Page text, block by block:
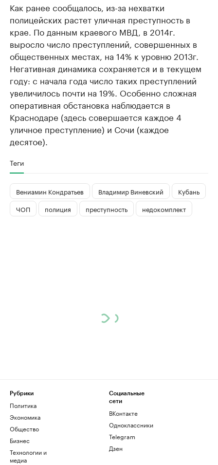
Как ранее сообщалось, из-за нехватки
полицейских растет уличная преступность в
крае. По данным краевого МВД, в 2014г.
выросло число преступлений, совершенных в
общественных местах, на 14% к уровню 2013г.
Негативная динамика сохраняется и в текущем
году: с начала года число таких преступлений
увеличилось почти на 19%. Особенно сложная
оперативная обстановка наблюдается в
Краснодаре (здесь совершается каждое 4
уличное преступление) и Сочи (каждое
десятое).
Теги
Вениамин Кондратьев Владимир Виневский
Кубань
ЧОП
полиция преступность недокомплект
Рубрики
Политика
Экономика
Общество
Бизнес
Технологии и
медиа
Социальные
сети
ВКонтакте
Одноклассники
Telegram
Дзен